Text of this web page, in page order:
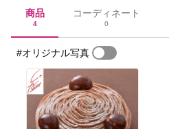
商品
4
コーディネート
0
#オリジナル写真